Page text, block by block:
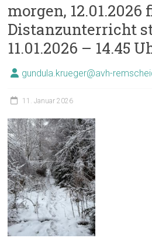
morgen, 12.01.2026
Distanzunterricht
11.01.2026 – 14.45
gundula.krueger@avh-
11. Januar 2026